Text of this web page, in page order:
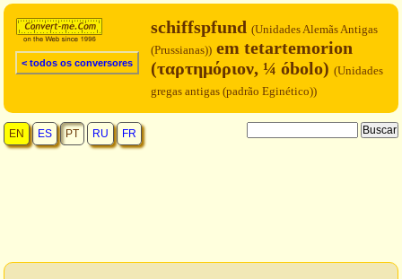
< todos os conversores
schiffspfund (Unidades Alemãs Antigas
(Prussianas)) em tetartemorion
(ταρτημόριον, ¼ óbolo) (Unidades
gregas antigas (padrão Eginético))
EN ES PT RU FR